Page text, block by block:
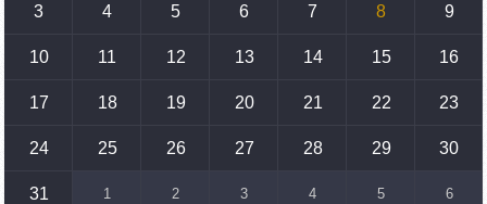
15:10 02.10.2023
սպառնալիքները կասեցնելու համար. իսպանացի
պատգամավորը Գորիսում է
14:54 02.10.2023
տեղակայված հայկական դիրքերի անձնակազմի
համար սնունդ տեղափոխող մեքենայի
3 4 5 6 7 8 9
10 11 12 13 14 15 16
17 18 19 20 21 22 23
24 25 26 27 28 29 30
31 1 2 3 4 5 6